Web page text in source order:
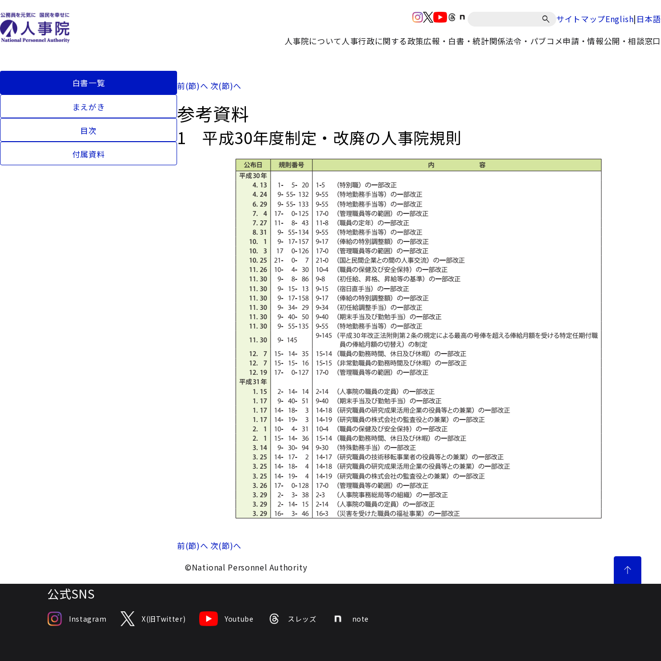
サイトマップEnglish|日本語
人事院について 人事行政に関する政策広報・白書・統計関係法令・パブコメ申請・情報公開・相談窓口
白書一覧
まえがき
目次
付属資料
前(節)へ 次(節)へ
参考資料
1 平成30年度制定・改廃の人事院規則
前(節)へ 次(節)へ
©National Personnel Authority
公式SNS
Instagram X(旧Twitter) Youtube スレッズ note